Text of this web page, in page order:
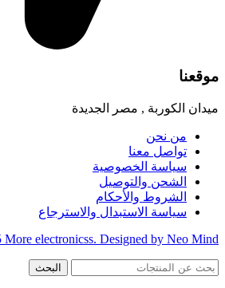
موقعنا
ميدان الكوربة , مصر الجديدة
من نحن
تواصل معنا
سياسة الخصوصية
الشحن والتوصيل
الشروط والأحكام
سياسة الاستبدال والاسترجاع
electronicss. Designed by Neo Mind
البحث